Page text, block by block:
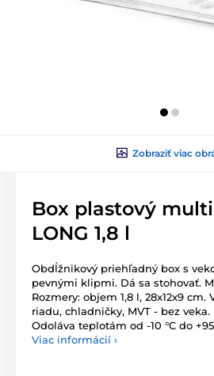
Zobraziť viac
Box plastový
LONG 1,8 l
Obdĺžnikový priehľadný box s
pevnými klipmi. Dá sa stohovať.
Rozmery: objem 1,8 l, 28x12x9
riadu, chladničky, MVT - bez
Odoláva teplotám od -10 °C do +95
Viac informácií ›